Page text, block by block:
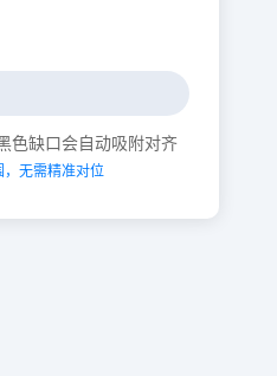
色缺口会自动吸附对齐
无需精准对位